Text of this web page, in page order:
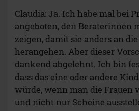
Claudia: Ja. Ich habe mal bei
angeboten, den Beraterinnen
zeigen, damit sie anders an
herangehen. Aber dieser
dankend abgelehnt. Ich bin
dass das eine oder andere
würde, wenn man die Frauen
und nicht nur Scheine